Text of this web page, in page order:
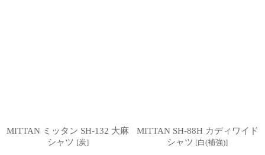
MITTAN ミッタン SH-132 大麻
シャツ [炭]
MITTAN SH-88H カディワイド
シャツ [白(補強)]